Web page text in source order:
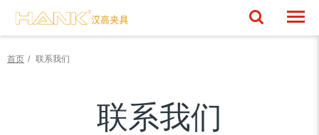
首页 联系我们
联系我们